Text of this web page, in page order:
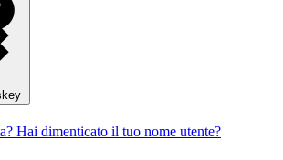
Hai dimenticato il tuo nome utente?